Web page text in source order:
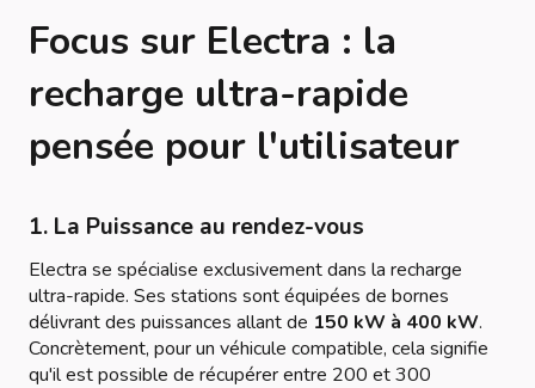
Focus sur Electra : la
recharge ultra-rapide
pensée pour l'utilisateur
1. La Puissance au rendez-vous
Electra se spécialise exclusivement dans la recharge
ultra-rapide. Ses stations sont équipées de bornes
délivrant des puissances allant de 150 kW à 400 kW.
Concrètement, pour un véhicule compatible, cela signifie
qu'il est possible de récupérer entre 200 et 300